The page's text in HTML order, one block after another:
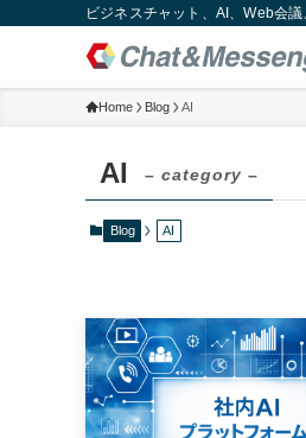
ビジネスチャット、AI、Web会
Home Blog AI
AI – category –
Blog AI